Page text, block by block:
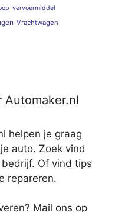
vervoermiddel
Vrachtwagen
Automaker.nl
helpen je graag
auto. Zoek vind
Of vind tips
repareren.
Mail ons op